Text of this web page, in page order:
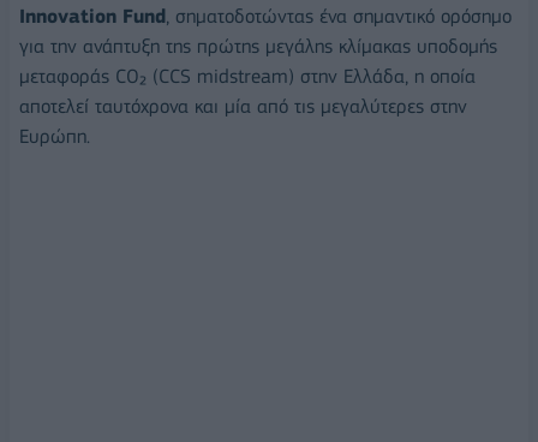
Innovation Fund, σηματοδοτώντας ένα σημαντικό ορόσημο
για την ανάπτυξη της πρώτης μεγάλης κλίμακας υποδομής
μεταφοράς CO₂ (CCS midstream) στην Ελλάδα, η οποία
αποτελεί ταυτόχρονα και μία από τις μεγαλύτερες στην
Ευρώπη.